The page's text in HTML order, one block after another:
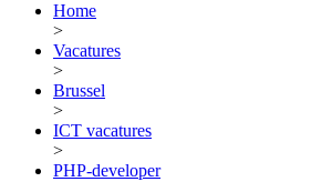
Home
>
Vacatures
>
Brussel
>
ICT vacatures
>
PHP-developer